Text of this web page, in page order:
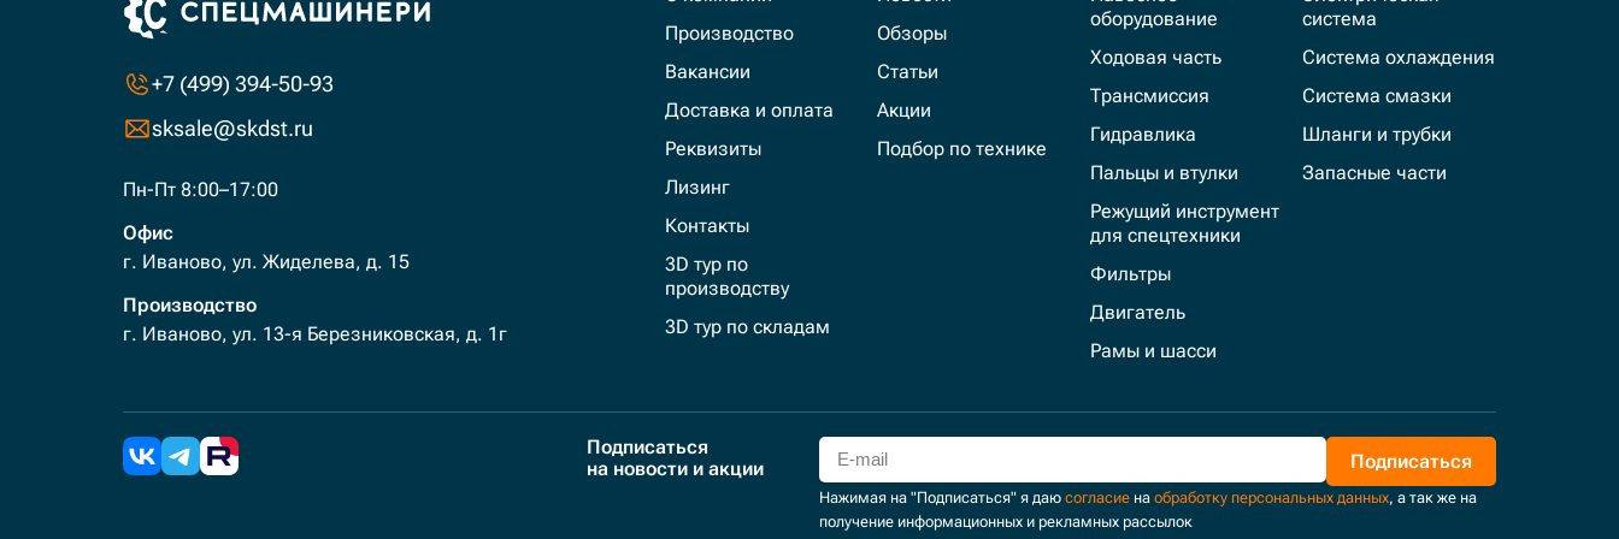
+7 (499) 394-50-93
sksale@skdst.ru
Пн-Пт 8:00–17:00
Офис
г. Иваново, ул. Жиделева, д. 15
Производство
г. Иваново, ул. 13-я Березниковская, д. 1г
Производство
Вакансии
Доставка и оплата
Реквизиты
Лизинг
Контакты
3D тур по
производству
3D тур по складам
Обзоры
Статьи
Акции
Подбор по технике
оборудование
Ходовая часть
Трансмиссия
Гидравлика
Пальцы и втулки
Режущий инструмент
для спецтехники
Фильтры
Двигатель
Рамы и шасси
система
Система охлаждения
Система смазки
Шланги и трубки
Запасные части
Подписаться
на новости и акции
Подписаться
Нажимая на "Подписаться" я даю согласиена обработку персональных данных, а так же на
получение информационных и рекламных рассылок